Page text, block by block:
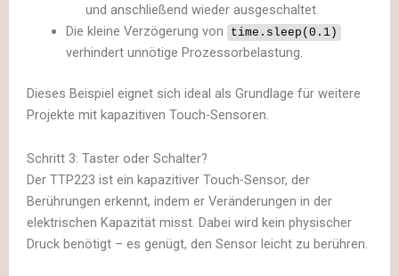
und anschließend wieder ausgeschaltet.
Die kleine Verzögerung von
time.sleep(0.1)
verhindert unnötige Prozessorbelastung.
Dieses Beispiel eignet sich ideal als Grundlage für weitere
Projekte mit kapazitiven Touch-Sensoren.
Schritt 3: Taster oder Schalter?
Der TTP223 ist ein kapazitiver Touch-Sensor, der
Berührungen erkennt, indem er Veränderungen in der
elektrischen Kapazität misst. Dabei wird kein physischer
Druck benötigt – es genügt, den Sensor leicht zu berühren.